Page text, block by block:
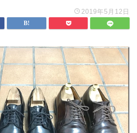
2019年5月12日